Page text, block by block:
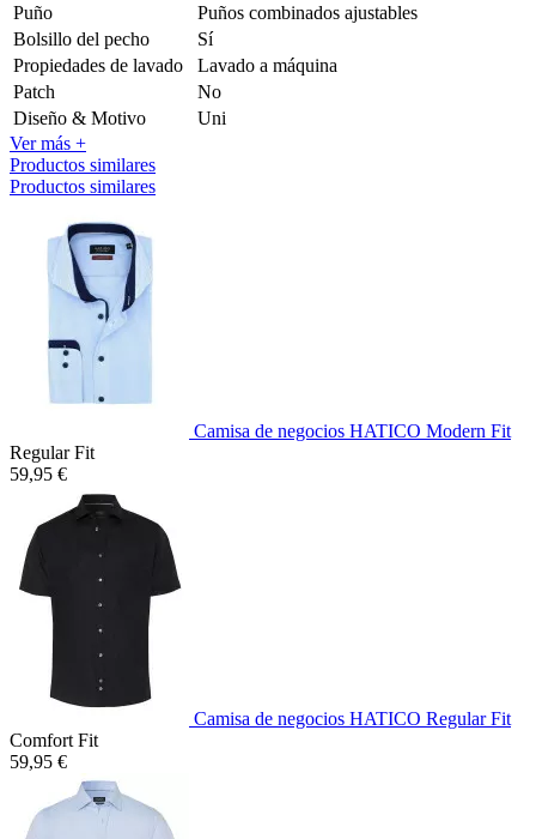
Puño
Puños combinados ajustables
Bolsillo del pecho
Sí
Propiedades de lavado
Lavado a máquina
Patch
No
Diseño & Motivo
Uni
Ver más +
Productos similares
Productos similares
Camisa de negocios HATICO Modern Fit
Regular Fit
59,95 €
Camisa de negocios HATICO Regular Fit
Comfort Fit
59,95 €